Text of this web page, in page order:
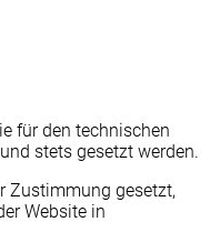
für den technischen
stets gesetzt werden.
Zustimmung gesetzt,
Website in